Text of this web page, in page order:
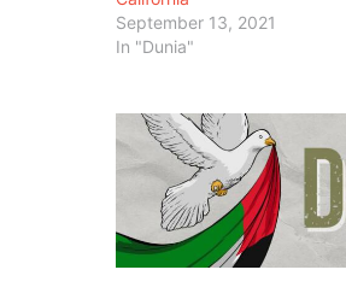
September 13, 2021
In "Dunia"